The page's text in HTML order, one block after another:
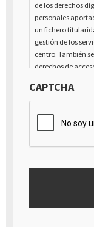
de los derechos
personales
un fichero
gestión de los
centro. También
derechos de
de carácter
prestado para el
dirigido a la
Alicante - España
CAPTCHA